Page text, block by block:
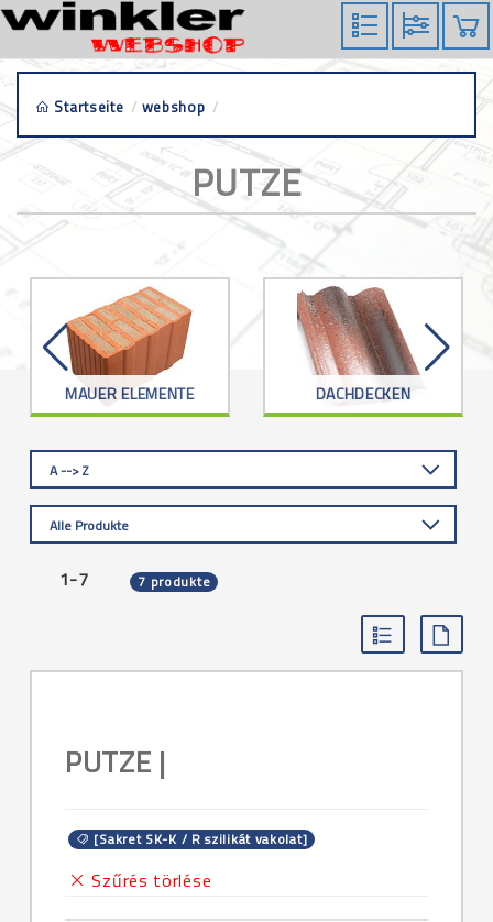
Startseite / webshop /
PUTZE
MAUER ELEMENTE DACHDECKEN
A --> Z
Alle Produkte
1-7 7 produkte
PUTZE |
[Sakret SK-K / R szilikát vakolat]
Szűrés törlése